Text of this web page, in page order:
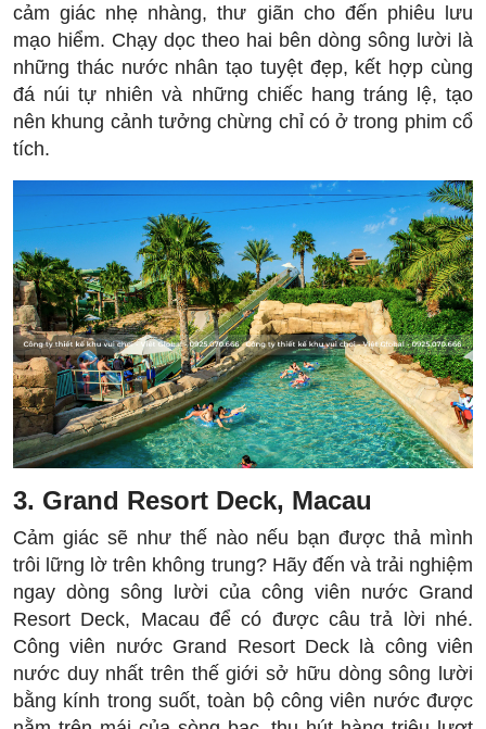
cảm giác nhẹ nhàng, thư giãn cho đến phiêu lưu
mạo hiểm. Chạy dọc theo hai bên dòng sông lười là
những thác nước nhân tạo tuyệt đẹp, kết hợp cùng
đá núi tự nhiên và những chiếc hang tráng lệ, tạo
nên khung cảnh tưởng chừng chỉ có ở trong phim cổ
tích.
3. Grand Resort Deck, Macau
Cảm giác sẽ như thế nào nếu bạn được thả mình
trôi lững lờ trên không trung? Hãy đến và trải nghiệm
ngay dòng sông lười của công viên nước Grand
Resort Deck, Macau để có được câu trả lời nhé.
Công viên nước Grand Resort Deck là công viên
nước duy nhất trên thế giới sở hữu dòng sông lười
bằng kính trong suốt, toàn bộ công viên nước được